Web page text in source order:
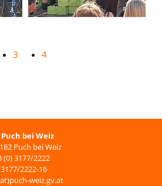
3 4
bei Weiz
Puch bei Weiz
(0) 3177/2222
2222-16
weiz.gv.at